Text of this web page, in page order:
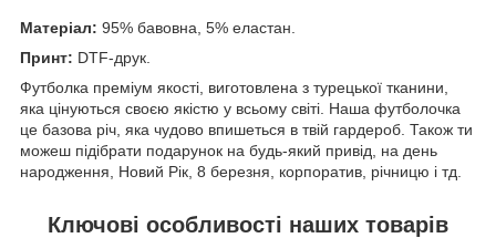
Матеріал: 95% бавовна, 5% еластан.
Принт: DTF-друк.
Футболка преміум якості, виготовлена з турецької тканини,
яка цінуються своєю якістю у всьому світі. Наша футболочка
це базова річ, яка чудово впишеться в твій гардероб. Також ти
можеш підібрати подарунок на будь-який привід, на день
народження, Новий Рік, 8 березня, корпоратив, річницю і тд.
Ключові особливості наших товарів